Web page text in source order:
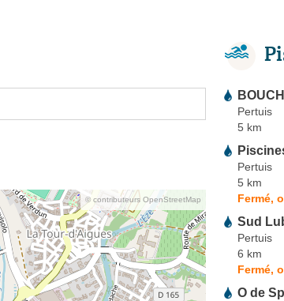
© contributeurs OpenStreetMap
Pertuis
5 km
Pertuis
5 km
Fermé,
Sud
Pertuis
6 km
Fermé,
O de